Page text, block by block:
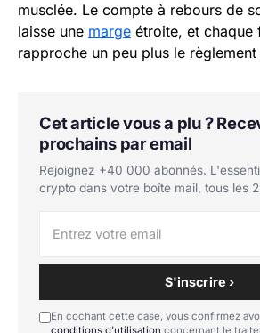
musclée. Le compte à rebours de
laisse une marge étroite, et chaque
rapproche un peu plus le
Cet article vous a plu ?
prochains par email
Rejoignez +40 000 abonnés.
crypto dans votre boîte mail, tous les
S'inscrire ›
En cochant cette case, vous confirmez